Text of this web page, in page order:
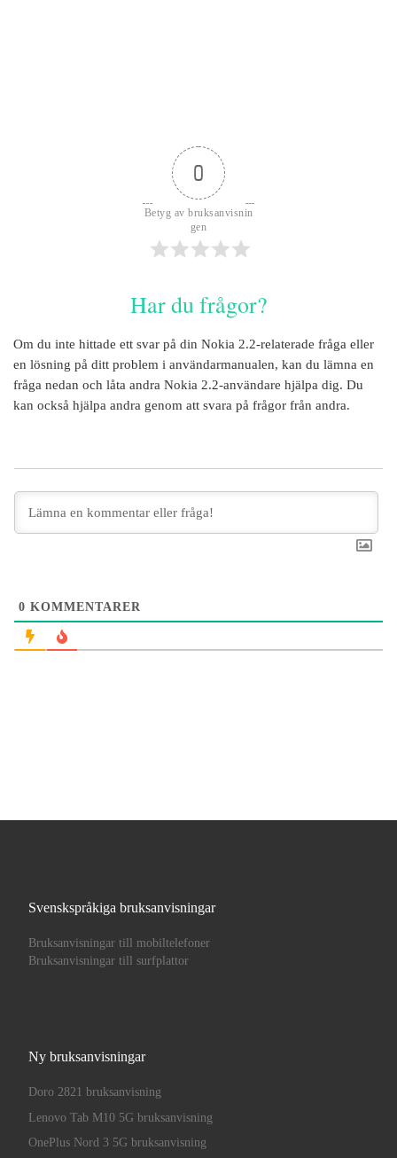
0
Betyg av bruksanvisnin
gen
Har du frågor?
Om du inte hittade ett svar på din Nokia 2.2-relaterade fråga eller
en lösning på ditt problem i användarmanualen, kan du lämna en
fråga nedan och låta andra Nokia 2.2-användare hjälpa dig. Du
kan också hjälpa andra genom att svara på frågor från andra.
0 KOMMENTARER
Svenskspråkiga bruksanvisningar
Bruksanvisningar till mobiltelefoner
Bruksanvisningar till surfplattor
Ny bruksanvisningar
Doro 2821 bruksanvisning
Lenovo Tab M10 5G bruksanvisning
OnePlus Nord 3 5G bruksanvisning